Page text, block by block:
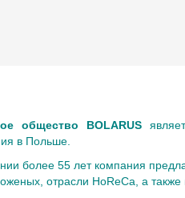
общество BOLARUS
в Польше.
более 55 лет компания
отрасли HoReCa, а также